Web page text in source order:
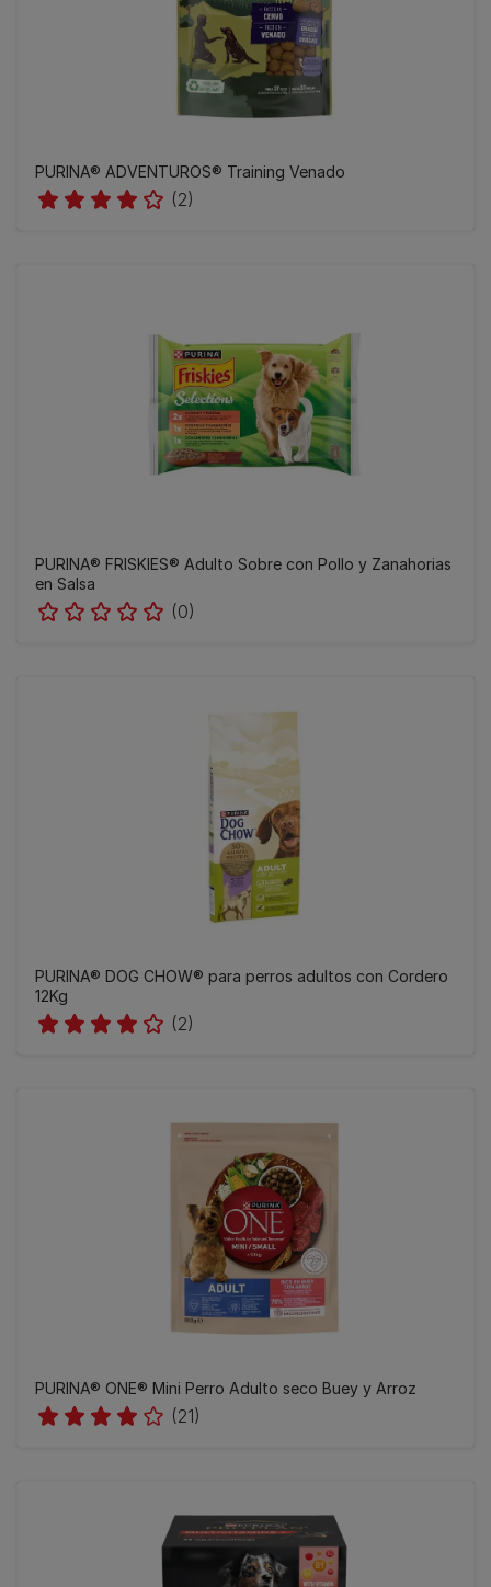
PURINA® ADVENTUROS® Training Venado
(2)
PURINA® FRISKIES® Adulto Sobre con Pollo y Zanahorias
en Salsa
(0)
PURINA® DOG CHOW® para perros adultos con Cordero
12Kg
(2)
PURINA® ONE® Mini Perro Adulto seco Buey y Arroz
(21)